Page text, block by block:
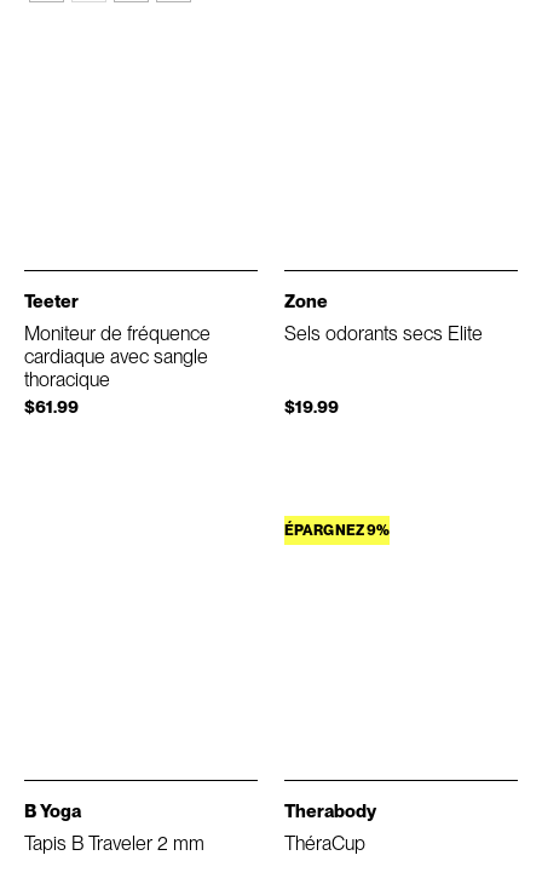
Teeter
Moniteur de fréquence
cardiaque avec sangle
thoracique
$61.99
Zone
Sels odorants secs Elite
$19.99
B Yoga
Tapis B Traveler 2 mm
ÉPARGNEZ 9%
Therabody
ThéraCup